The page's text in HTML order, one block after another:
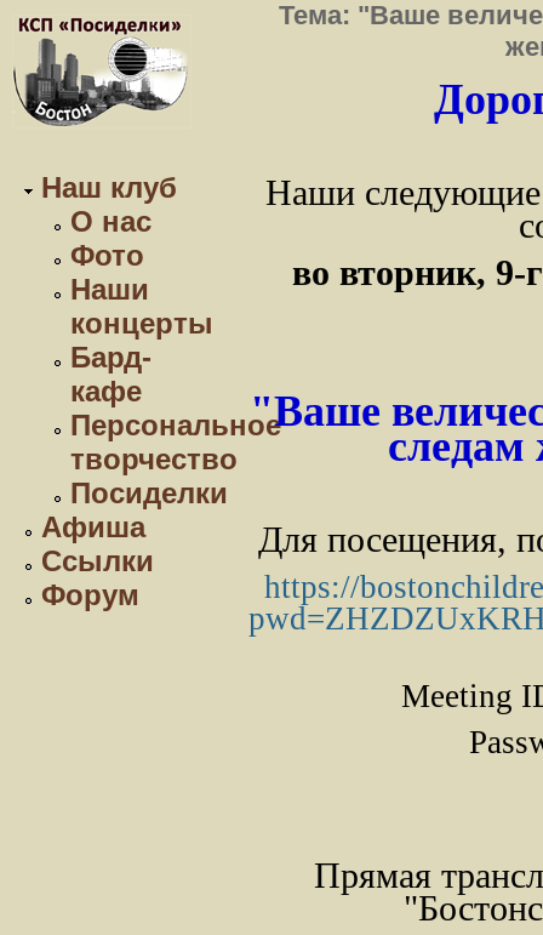
Наш клуб
О нас
Фото
Наши
концерты
Бард-
кафе
Персональное
творчество
Посиделки
Афиша
Ссылки
Форум
Тема: "Ваше
Наши следующие
во вторник, 9-
"Ваше
следам
Для посещения,
https://
pwd=
Meeting
Прямая